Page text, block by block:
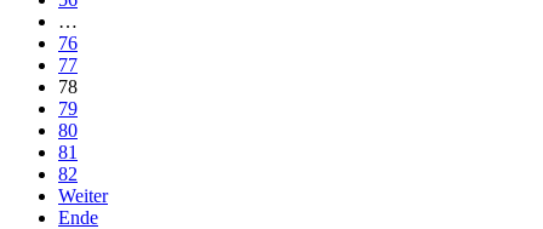
…
76
77
78
79
80
81
82
Weiter
Ende